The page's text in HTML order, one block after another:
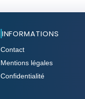
INFORMATIONS
Contact
Mentions légales
Confidentialité